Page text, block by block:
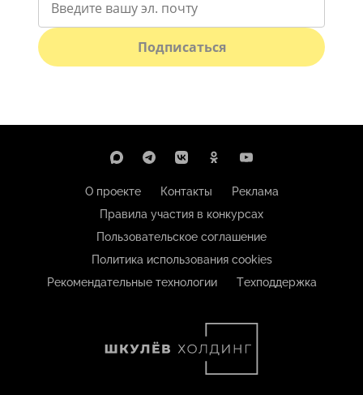
Подписаться
О проекте Контакты
Реклама
Правила участия в конкурсах
Пользовательское соглашение
Политика использования cookies
Рекомендательные технологии
Техподдержка